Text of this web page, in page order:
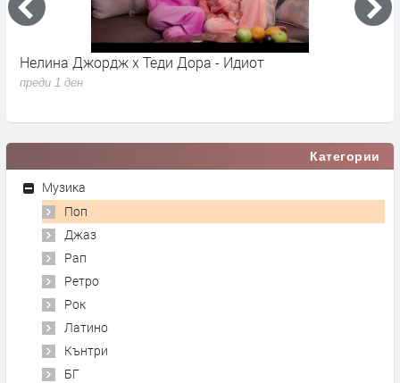
Young K - Shut The Door
преди 1 ден
Категории
Музика
Поп
Джаз
Рап
Ретро
Рок
Латино
Кънтри
БГ